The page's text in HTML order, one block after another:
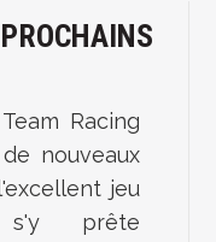
Racing
nouveaux
jeu
s'y prête